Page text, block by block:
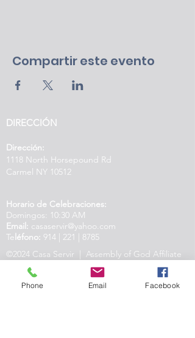
Compartir este evento
DIRECCIÓN
Dirección:
1118 North Horsepound Rd
Carmel NY 10512
Horario de Celebraciones:
Domingos: 10:30 AM
Email: casaservir@yahoo.com
Te léfono: 914 | 221 | 8785
©2024 Casa Servir | Assembly of God Affiliate
| Created by IAMM
Phone Email Facebook